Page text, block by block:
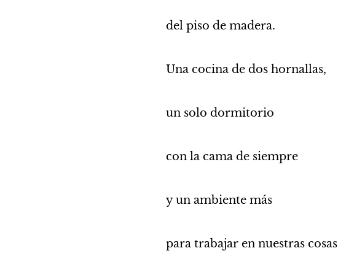
del piso de madera.
Una cocina de dos hornallas,
un solo dormitorio
con la cama de siempre
y un ambiente más
para trabajar en nuestras cosas